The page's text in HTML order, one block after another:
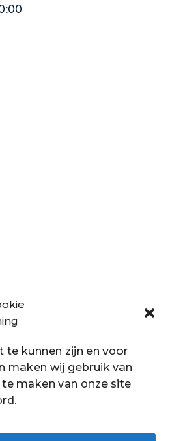
te kunnen zijn en voor
maken wij gebruik van
maken van onze site